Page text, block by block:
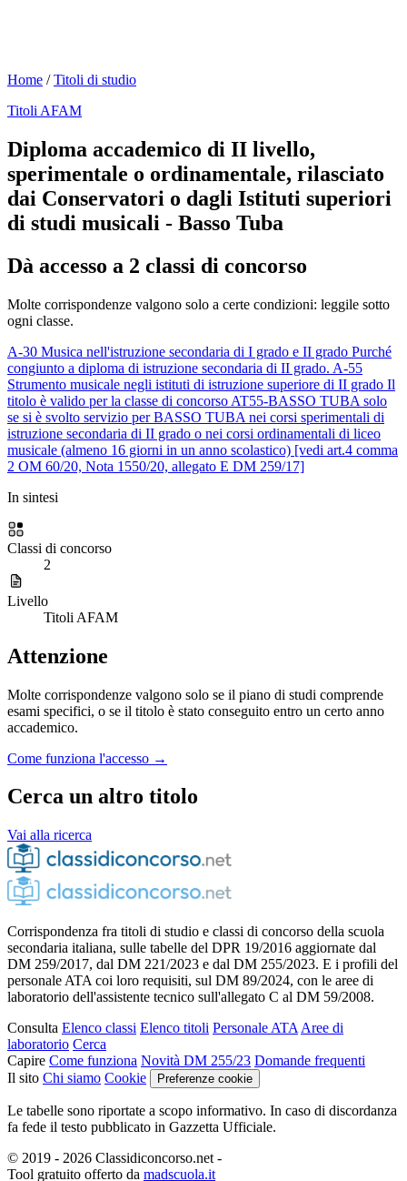
Home /Titoli di studio
Titoli AFAM
Diploma accademico di II livello,
sperimentale o ordinamentale, rilasciato
dai Conservatori o dagli Istituti superiori
di studi musicali - Basso Tuba
Dà accesso a 2 classi di concorso
Molte corrispondenze valgono solo a certe condizioni: leggile sotto
ogni classe.
A-30 Musica nell'istruzione secondaria di I grado e II grado Purché
congiunto a diploma di istruzione secondaria di II grado. A-55
Strumento musicale negli istituti di istruzione superiore di II grado Il
titolo è valido per la classe di concorso AT55-BASSO TUBA solo
se si è svolto servizio per BASSO TUBA nei corsi sperimentali di
istruzione secondaria di II grado o nei corsi ordinamentali di liceo
musicale (almeno 16 giorni in un anno scolastico) [vedi art.4 comma
2 OM 60/20, Nota 1550/20, allegato E DM 259/17]
In sintesi
Classi di concorso
2
Livello
Titoli AFAM
Attenzione
Molte corrispondenze valgono solo se il piano di studi comprende
esami specifici, o se il titolo è stato conseguito entro un certo anno
accademico.
Come funziona l'accesso →
Cerca un altro titolo
Vai alla ricerca
Corrispondenza fra titoli di studio e classi di concorso della scuola
secondaria italiana, sulle tabelle del DPR 19/2016 aggiornate dal
DM 259/2017, dal DM 221/2023 e dal DM 255/2023. E i profili del
personale ATA coi loro requisiti, sul DM 89/2024, con le aree di
laboratorio dell'assistente tecnico sull'allegato C al DM 59/2008.
Consulta Elenco classi Elenco titoli Personale ATA Aree di
laboratorio Cerca
Capire Come funziona Novità DM 255/23 Domande frequenti
Il sito Chi siamo Cookie Preferenze cookie
Le tabelle sono riportate a scopo informativo. In caso di discordanza
fa fede il testo pubblicato in Gazzetta Ufficiale.
© 2019 - 2026 Classidiconcorso.net -
Tool gratuito offerto da madscuola.it